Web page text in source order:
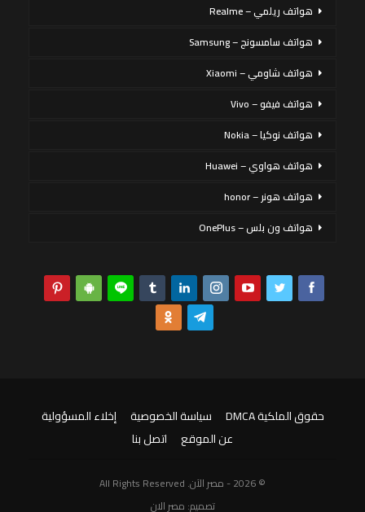
هواتف ريلمي – Realme
هواتف سامسونج – Samsung
هواتف شاومي – Xiaomi
هواتف فيفو – Vivo
هواتف نوكيا – Nokia
هواتف هواوي – Huawei
هواتف هونر – honor
هواتف ون بلس – OnePlus
حقوق الملكية DMCA سياسة الخصوصية
إخلاء المسؤولية
عن الموقع
اتصل بنا
© 2026 - مصر الآن. All Rights Reserved
تصميم: مصر الان